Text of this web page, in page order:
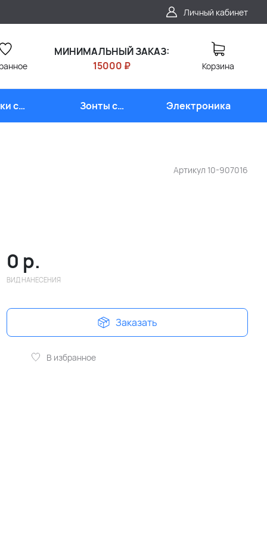
Личный кабинет
МИНИМАЛЬНЫЙ ЗАКАЗ:
15000 ₽
Корзина
с
Зонты с
логотипом
Электроника
Артикул 10-907016
0 р.
ВИД НАНЕСЕНИЯ
Заказать
В избранное